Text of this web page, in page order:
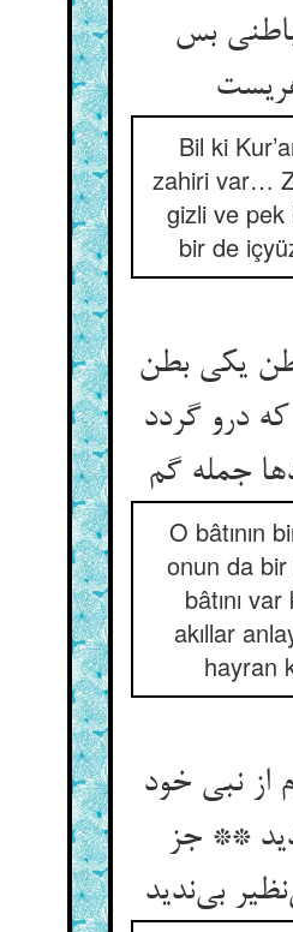
بس
Bil ki
zahiri var…
gizli ve pek
bir de
یکی بطن
درو گردد
جمله گم
O bâtının
onun da
bâtını
akıllar
hayran
از نبی خود
** جز
بی‌ندید